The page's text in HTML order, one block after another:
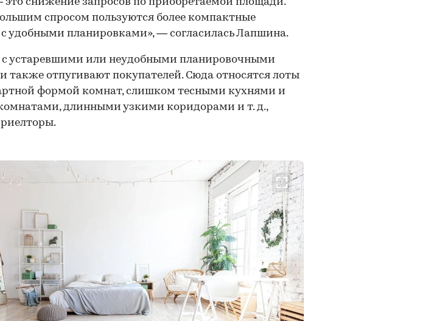
спросом пользуются более компактные
удобными планировками», — согласилась Лапшина.
устаревшими или неудобными планировочными
также отпугивают покупателей. Сюда относятся лоты
формой комнат, слишком тесными кухнями и
длинными узкими коридорами и т. д.,